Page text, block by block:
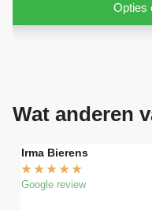
Opties
Wat anderen
Irma Bierens
★ ★ ★ ★ ★
Google review